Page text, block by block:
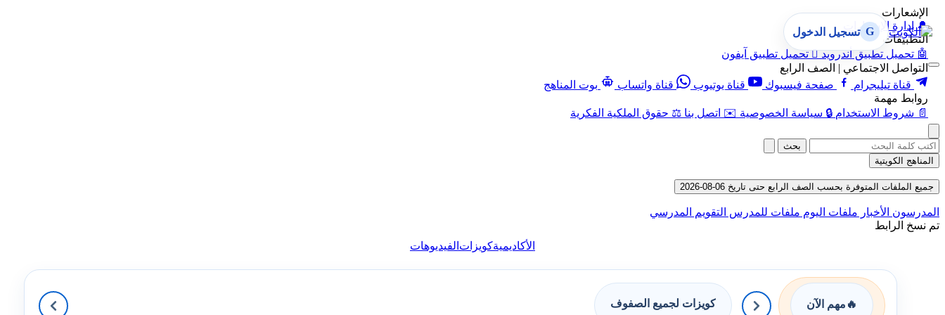
الإشعارات
🔔 إدارة الإشعارات
التطبيقات
🤖 تحميل تطبيق أندرويد  تحميل تطبيق آيفون
التواصل الاجتماعي | الصف الرابع
قناة تيليجرام
صفحة فيسبوك قناة يوتيوب قناة واتساب
بوت المناهج
روابط مهمة
📄 شروط الاستخدام 🔒 سياسة الخصوصية ✉️ اتصل بنا ⚖️ حقوق الملكية الفكرية
G تسجيل الدخول
بحث
المناهج الكويتية
جميع الملفات المتوفرة بحسب الصف الرابع حتى تاريخ 06-08-2026
المدرسون الأخبار ملفات اليوم ملفات للمدرس التقويم المدرسي
تم نسخ الرابط
الأكاديميةكويزات الفيديوهات
🔥 مهم الآن كويزات لجميع الصفوف